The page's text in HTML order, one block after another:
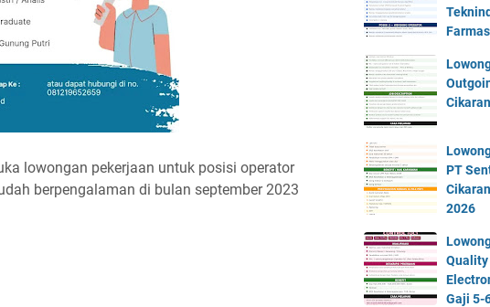
lowongan pekerjaan untuk posisi operator
berpengalaman di bulan september 2023
PT
2026
Gaji 5-